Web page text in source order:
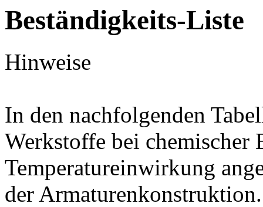
Beständigkeits-Liste
Hinweise
In den nachfolgenden
Werkstoffe bei chemischer
Temperatureinwirkung
der Armaturenkonstruktion.